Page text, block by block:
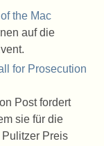
the Mac
auf die
for Prosecution
Post fordert
sie für die
Preis